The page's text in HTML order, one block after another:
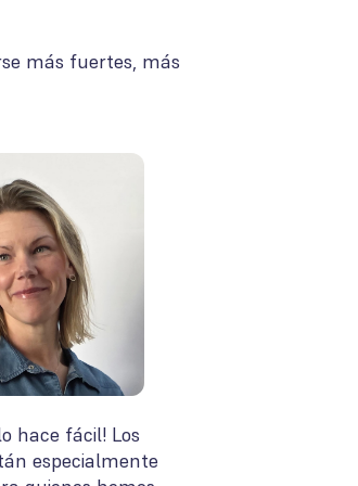
más fuertes, más
hace fácil! Los
especialmente